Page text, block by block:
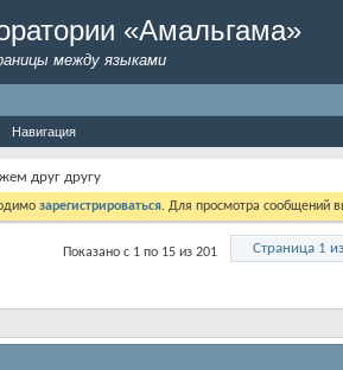
«Амальгама»
между языками
Навигация
друг другу
зарегистрироваться. Для просмотра сообщений
Страница 1
Показано с 1 по 15 из 201